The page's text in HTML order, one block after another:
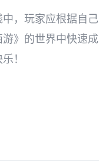
，玩家应根据自己
》的世界中快速成
！